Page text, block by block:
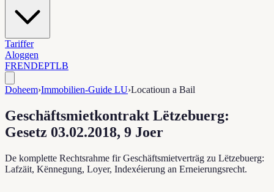
Tariffer
Aloggen
FRENDEPTLB
Doheem›Immobilien-Guide LU›Locatioun a Bail
Geschäftsmietkontrakt Lëtzebuerg:
Gesetz 03.02.2018, 9 Joer
De komplette Rechtsrahme fir Geschäftsmietverträg zu Lëtzebuerg:
Lafzäit, Kënnegung, Loyer, Indexéierung an Erneierungsrecht.